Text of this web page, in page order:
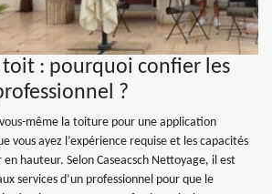
: pourquoi confier les
?
même la toiture pour une application
vous ayez l’expérience requise et les capacités
hauteur. Selon Caseacsch Nettoyage, il est
services d’un professionnel pour que le